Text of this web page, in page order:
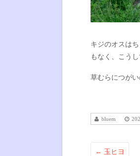
キジのオスは
もなく、こう
草むらにつが
bluem
← 玉ヒヨ